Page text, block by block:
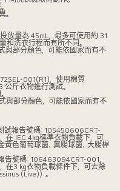
。
放量為 45mL，最多可使用約 31
和洗衣行程而有所不同。
與部分顏色，可能依國家而有不
001(R1)，使用棉質
斤衣物進行測試。
與部分顏色，可能依國家而有不
試報告號碼: 105450606CRT-
在 IEC 4kg標準衣物負載下，可
色葡萄球菌、糞腸球菌、大腸桿
告號碼: 106463094CRT-001，
在3 kg衣物負載條件下，可去除
(Live)）。